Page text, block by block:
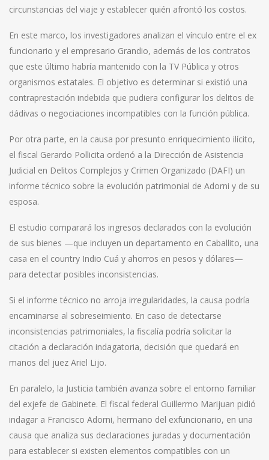
circunstancias del viaje y establecer quién afrontó los costos.
En este marco, los investigadores analizan el vínculo entre el ex
funcionario y el empresario Grandio, además de los contratos
que este último habría mantenido con la TV Pública y otros
organismos estatales. El objetivo es determinar si existió una
contraprestación indebida que pudiera configurar los delitos de
dádivas o negociaciones incompatibles con la función pública.
Por otra parte, en la causa por presunto enriquecimiento ilícito,
el fiscal Gerardo Pollicita ordenó a la Dirección de Asistencia
Judicial en Delitos Complejos y Crimen Organizado (DAFI) un
informe técnico sobre la evolución patrimonial de Adorni y de su
esposa.
El estudio comparará los ingresos declarados con la evolución
de sus bienes —que incluyen un departamento en Caballito, una
casa en el country Indio Cuá y ahorros en pesos y dólares—
para detectar posibles inconsistencias.
Si el informe técnico no arroja irregularidades, la causa podría
encaminarse al sobreseimiento. En caso de detectarse
inconsistencias patrimoniales, la fiscalía podría solicitar la
citación a declaración indagatoria, decisión que quedará en
manos del juez Ariel Lijo.
En paralelo, la Justicia también avanza sobre el entorno familiar
del exjefe de Gabinete. El fiscal federal Guillermo Marijuan pidió
indagar a Francisco Adorni, hermano del exfuncionario, en una
causa que analiza sus declaraciones juradas y documentación
para establecer si existen elementos compatibles con un